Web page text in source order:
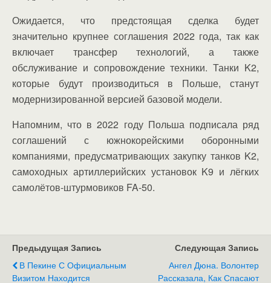
Ожидается, что предстоящая сделка будет
значительно крупнее соглашения 2022 года, так как
включает трансфер технологий, а также
обслуживание и сопровождение техники. Танки K2,
которые будут производиться в Польше, станут
модернизированной версией базовой модели.
Напомним, что в 2022 году Польша подписала ряд
соглашений с южнокорейскими оборонными
компаниями, предусматривающих закупку танков K2,
самоходных артиллерийских установок K9 и лёгких
самолётов-штурмовиков FA-50.
Предыдущая Запись
В Пекине С Официальным
Визитом Находится
Следующая Запись
Ангел Дюна. Волонтер
Рассказала, Как Спасают